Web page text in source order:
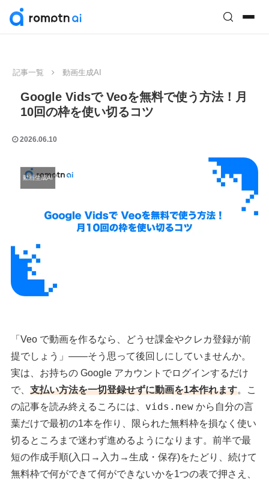
記事一覧 動画生成AI
Google Vidsで Veoを無料で使う方法！月
10回の枠を使い切るコツ
2026.06.10
動画生成AI
「Veo で動画を作るなら、どうせ課金やクレカ登録が前
提でしょう」——そう思って後回しにしていませんか。
実は、お持ちの Google アカウントでログインするだけ
で、支払い方法を一切登録せずに動画を1本作れます。こ
の記事を読み終えるころには、 vids.new から自分の言
葉だけで最初の1本を作り、限られた無料枠を損なく使い
切るところまで迷わず進めるようになります。前半で最
短の作成手順(入口→入力→生成・保存)をたどり、続けて
無料枠で何ができて何ができないかを1つの表で押さえ、